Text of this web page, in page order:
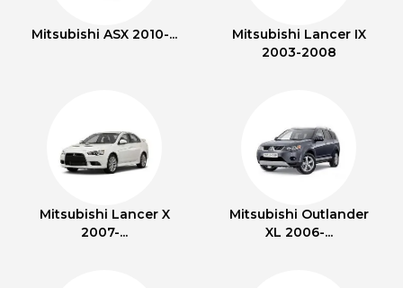
Mitsubishi ASX 2010-...
Mitsubishi Lancer IX
2003-2008
Mitsubishi Lancer X
2007-...
Mitsubishi Outlander
XL 2006-...